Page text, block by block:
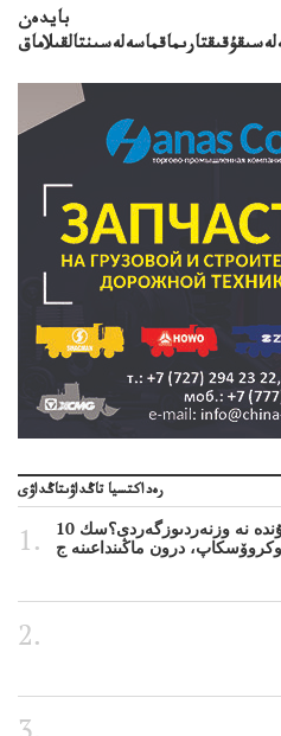
بايدەن
رەداكتسيا تاڭداۋىتاڭداۋى
10 كۇندە نە وزنەردىوزگەردى؟سك